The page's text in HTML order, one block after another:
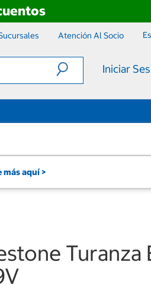
Atención Al Socio
Iniciar
más aquí >
Turanza